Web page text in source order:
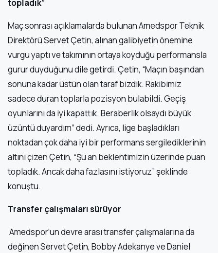
topladık”
Maç sonrası açıklamalarda bulunan Amedspor Teknik
Direktörü Servet Çetin, alınan galibiyetin önemine
vurgu yaptı ve takımının ortaya koyduğu performansla
gurur duyduğunu dile getirdi. Çetin, “Maçın başından
sonuna kadar üstün olan taraf bizdik. Rakibimiz
sadece duran toplarla pozisyon bulabildi. Geçiş
oyunlarını da iyi kapattık. Beraberlik olsaydı büyük
üzüntü duyardım” dedi. Ayrıca, lige başladıkları
noktadan çok daha iyi bir performans sergilediklerinin
altını çizen Çetin, “Şu an beklentimizin üzerinde puan
topladık. Ancak daha fazlasını istiyoruz” şeklinde
konuştu.
Transfer çalışmaları sürüyor
Amedspor’un devre arası transfer çalışmalarına da
değinen Servet Çetin, Bobby Adekanye ve Daniel